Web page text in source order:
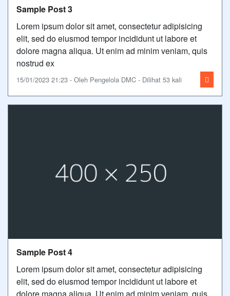
Sample Post 3
Lorem ipsum dolor sit amet, consectetur adipisicing
elit, sed do eiusmod tempor incididunt ut labore et
dolore magna aliqua. Ut enim ad minim veniam, quis
nostrud ex
15/01/2023 21:23 - Oleh Pengelola DMC - Dilihat 53 kali
Sample Post 4
Lorem ipsum dolor sit amet, consectetur adipisicing
elit, sed do eiusmod tempor incididunt ut labore et